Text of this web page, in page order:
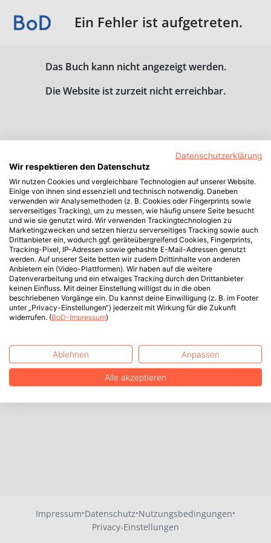
Ein Fehler ist aufgetreten.
Das Buch kann nicht angezeigt werden.
Die Website ist zurzeit nicht erreichbar.
Impressum·Datenschutz·Nutzungsbedingungen·
Privacy-Einstellungen
Datenschutzerklärung
Wir respektieren den Datenschutz
Wir nutzen Cookies und vergleichbare Technologien auf unserer Website.
Einige von ihnen sind essenziell und technisch notwendig. Daneben
verwenden wir Analysemethoden (z. B. Cookies oder Fingerprints sowie
serverseitiges Tracking), um zu messen, wie häufig unsere Seite besucht
und wie sie genutzt wird. Wir verwenden Trackingtechnologien zu
Marketingzwecken und setzen hierzu serverseitiges Tracking sowie auch
Drittanbieter ein, wodurch ggf. geräteübergreifend Cookies, Fingerprints,
Tracking-Pixel, IP-Adressen sowie gehashte E-Mail-Adressen genutzt
werden. Auf unserer Seite betten wir zudem Drittinhalte von anderen
Anbietern ein (Video-Plattformen). Wir haben auf die weitere
Datenverarbeitung und ein etwaiges Tracking durch den Drittanbieter
keinen Einfluss. Mit deiner Einstellung willigst du in die oben
beschriebenen Vorgänge ein. Du kannst deine Einwilligung (z. B. im Footer
unter „Privacy-Einstellungen“) jederzeit mit Wirkung für die Zukunft
widerrufen. (BoD-Impressum)
Ablehnen Anpassen
Alle akzeptieren